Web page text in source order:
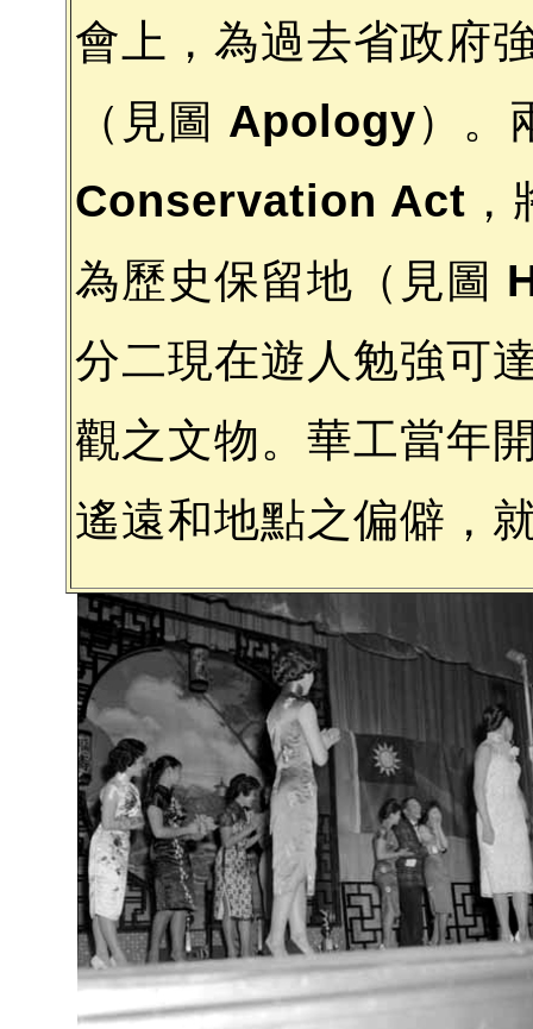
會上，為過去省政府
（見圖 Apology）。
Conservation Act
為歷史保留地（見圖
分二現在遊人勉強可
觀之文物。華工當年
遙遠和地點之偏僻，